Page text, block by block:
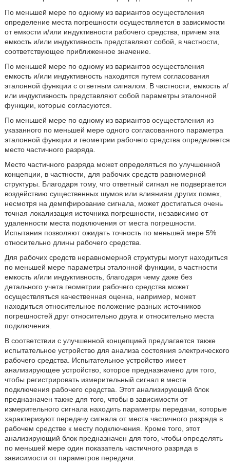
По меньшей мере по одному из вариантов осуществления
определение места погрешности осуществляется в зависимости
от емкости и/или индуктивности рабочего средства, причем эта
емкость и/или индуктивность представляют собой, в частности,
соответствующее приближенное значение.
По меньшей мере по одному из вариантов осуществления
емкость и/или индуктивность находятся путем согласования
эталонной функции с ответным сигналом. В частности, емкость и/
или индуктивность представляют собой параметры эталонной
функции, которые согласуются.
По меньшей мере по одному из вариантов осуществления из
указанного по меньшей мере одного согласованного параметра
эталонной функции и геометрии рабочего средства определяется
место частичного разряда.
Место частичного разряда может определяться по улучшенной
концепции, в частности, для рабочих средств равномерной
структуры. Благодаря тому, что ответный сигнал не подвергается
воздействию существенных шумов или влияниям других помех,
несмотря на демпфирование сигнала, может достигаться очень
точная локализация источника погрешности, независимо от
удаленности места подключения от места погрешности.
Испытания позволяют ожидать точность по меньшей мере 5%
относительно длины рабочего средства.
Для рабочих средств неравномерной структуры могут находиться
по меньшей мере параметры эталонной функции, в частности
емкость и/или индуктивность, благодаря чему даже без
детального учета геометрии рабочего средства может
осуществляться качественная оценка, например, может
находиться относительное положение разных источников
погрешностей друг относительно друга и относительно места
подключения.
В соответствии с улучшенной концепцией предлагается также
испытательное устройство для анализа состояния электрического
рабочего средства. Испытательное устройство имеет
анализирующее устройство, которое предназначено для того,
чтобы регистрировать измерительный сигнал в месте
подключения рабочего средства. Этот анализирующий блок
предназначен также для того, чтобы в зависимости от
измерительного сигнала находить параметры передачи, которые
характеризуют передачу сигнала от места частичного разряда в
рабочем средстве к месту подключения. Кроме того, этот
анализирующий блок предназначен для того, чтобы определять
по меньшей мере один показатель частичного разряда в
зависимости от параметров передачи.